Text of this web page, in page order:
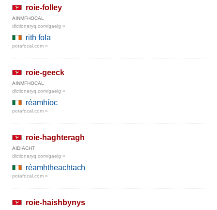
roie-folley
AINMFHOCAL
dictionaryq.com/gaelg »
rith fola
potafocal.com »
roie-geeck
AINMFHOCAL
dictionaryq.com/gaelg »
réamhíoc
potafocal.com »
roie-haghteragh
AIDIACHT
dictionaryq.com/gaelg »
réamhtheachtach
potafocal.com »
roie-haishbynys